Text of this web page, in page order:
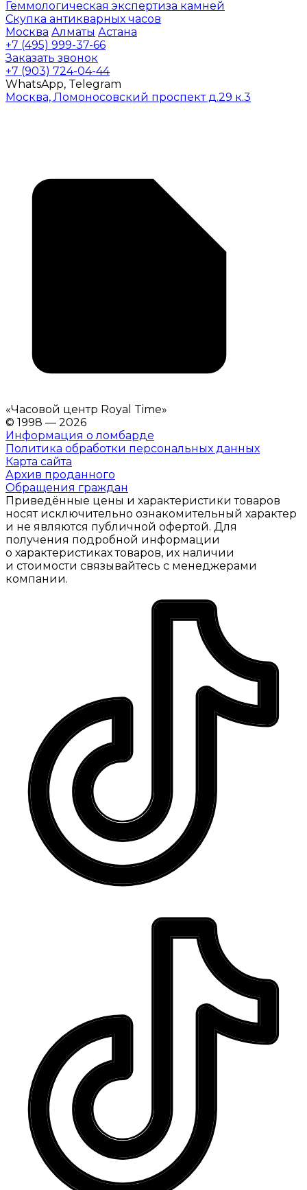
Геммологическая экспертиза камней
Скупка антикварных часов
Москва Алматы Астана
+7 (495) 999-37-66
Заказать звонок
+7 (903) 724-04-44
WhatsApp, Telegram
Москва, Ломоносовский проспект д.29 к.3
«Часовой центр Royal Time»
© 1998 — 2026
Информация о ломбарде
Политика обработки персональных данных
Карта сайта
Архив проданного
Обращения граждан
Приведённые цены и характеристики товаров
носят исключительно ознакомительный характер
и не являются публичной офертой. Для
получения подробной информации
о характеристиках товаров, их наличии
и стоимости связывайтесь с менеджерами
компании.